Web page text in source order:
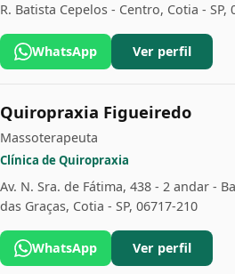
R. Batista Cepelos - Centro, Cotia - SP,
WhatsApp Ver perfil
Quiropraxia Figueiredo
Massoterapeuta
Clínica de Quiropraxia
Av. N. Sra. de Fátima, 438 - 2 andar -
das Graças, Cotia - SP, 06717-210
WhatsApp Ver perfil